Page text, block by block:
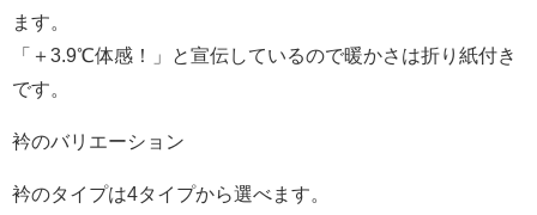
ます。
「＋3.9℃体感！」と宣伝しているので暖かさは折り紙付き
です。
衿のバリエーション
衿のタイプは4タイプから選べます。